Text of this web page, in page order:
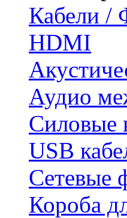
Кабели /
HDMI
Аудио
Силовые
USB
Сетевые
Короба